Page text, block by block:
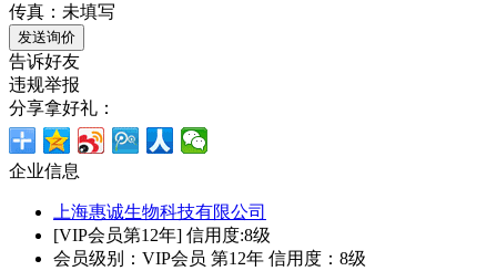
传真：未填写
告诉好友
违规举报
分享拿好礼：
企业信息
上海惠诚生物科技有限公司
[VIP会员第12年] 信用度:8级
会员级别：VIP会员 第12年 信用度：8级